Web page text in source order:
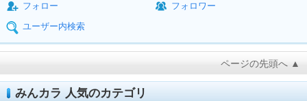
フォロー
フォロワー
ユーザー内検索
ページの先頭へ ▲
みんカラ 人気のカテゴリ